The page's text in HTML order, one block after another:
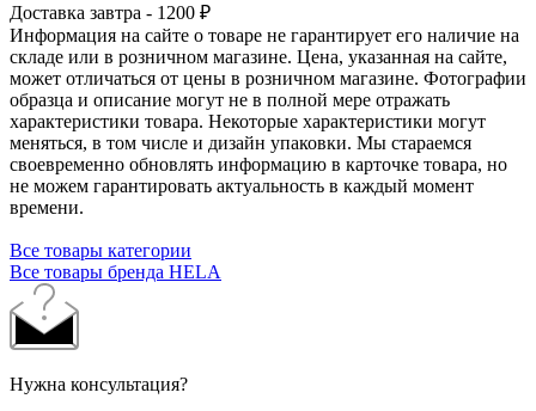
Доставка завтра - 1200 ₽
Информация на сайте о товаре не гарантирует его наличие на
складе или в розничном магазине. Цена, указанная на сайте,
может отличаться от цены в розничном магазине. Фотографии
образца и описание могут не в полной мере отражать
характеристики товара. Некоторые характеристики могут
меняться, в том числе и дизайн упаковки. Мы стараемся
своевременно обновлять информацию в карточке товара, но
не можем гарантировать актуальность в каждый момент
времени.
Все товары категории
Все товары бренда HELA
Нужна консультация?